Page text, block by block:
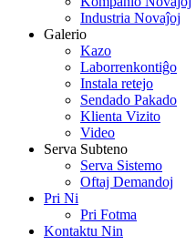
Industria Novaĵoj
Galerio
Kazo
Laborrenkontiĝo
Instala retejo
Sendado Pakado
Klienta Vizito
Video
Serva Subteno
Serva Sistemo
Oftaj Demandoj
Pri Ni
Pri Fotma
Kontaktu Nin